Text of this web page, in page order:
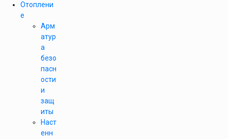
Отоплени
е
Арм
атур
а
безо
пасн
ости
и
защ
иты
Наст
енн